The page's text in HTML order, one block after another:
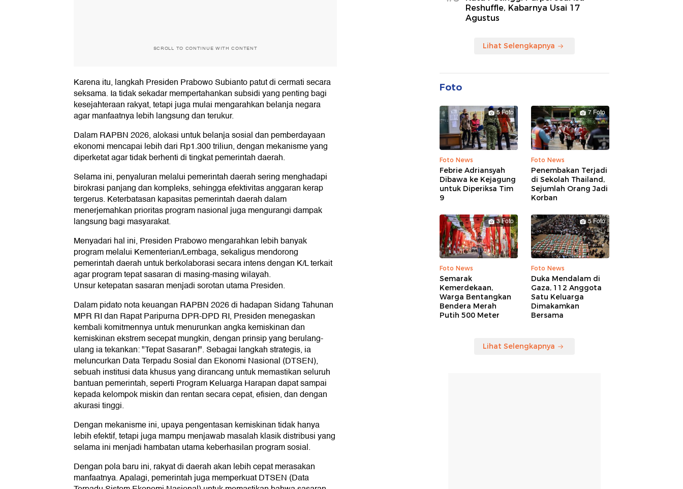
SCROLL TO CONTINUE WITH CONTENT
Karena itu, langkah Presiden Prabowo Subianto patut di cermati secara
seksama. Ia tidak sekadar mempertahankan subsidi yang penting bagi
kesejahteraan rakyat, tetapi juga mulai mengarahkan belanja negara
agar manfaatnya lebih langsung dan terukur.
Dalam RAPBN 2026, alokasi untuk belanja sosial dan pemberdayaan
ekonomi mencapai lebih dari Rp1.300 triliun, dengan mekanisme yang
diperketat agar tidak berhenti di tingkat pemerintah daerah.
Selama ini, penyaluran melalui pemerintah daerah sering menghadapi
birokrasi panjang dan kompleks, sehingga efektivitas anggaran kerap
tergerus. Keterbatasan kapasitas pemerintah daerah dalam
menerjemahkan prioritas program nasional juga mengurangi dampak
langsung bagi masyarakat.
Menyadari hal ini, Presiden Prabowo mengarahkan lebih banyak
program melalui Kementerian/Lembaga, sekaligus mendorong
pemerintah daerah untuk berkolaborasi secara intens dengan K/L terkait
agar program tepat sasaran di masing-masing wilayah.
Unsur ketepatan sasaran menjadi sorotan utama Presiden.
Dalam pidato nota keuangan RAPBN 2026 di hadapan Sidang Tahunan
MPR RI dan Rapat Paripurna DPR-DPD RI, Presiden menegaskan
kembali komitmennya untuk menurunkan angka kemiskinan dan
kemiskinan ekstrem secepat mungkin, dengan prinsip yang berulang-
ulang ia tekankan: "Tepat Sasaran!". Sebagai langkah strategis, ia
meluncurkan Data Terpadu Sosial dan Ekonomi Nasional (DTSEN),
sebuah institusi data khusus yang dirancang untuk memastikan seluruh
bantuan pemerintah, seperti Program Keluarga Harapan dapat sampai
kepada kelompok miskin dan rentan secara cepat, efisien, dan dengan
akurasi tinggi.
Dengan mekanisme ini, upaya pengentasan kemiskinan tidak hanya
lebih efektif, tetapi juga mampu menjawab masalah klasik distribusi yang
selama ini menjadi hambatan utama keberhasilan program sosial.
Dengan pola baru ini, rakyat di daerah akan lebih cepat merasakan
manfaatnya. Apalagi, pemerintah juga memperkuat DTSEN (Data
Reshuffle, Kabarnya Usai 17
Agustus
Lihat Selengkapnya
Foto
5 Foto
Foto News
Febrie Adriansyah
Dibawa ke Kejagung
untuk Diperiksa Tim
9
7 Foto
Foto News
Penembakan Terjadi
di Sekolah Thailand,
Sejumlah Orang Jadi
Korban
3 Foto
Foto News
Semarak
Kemerdekaan,
Warga Bentangkan
Bendera Merah
Putih 500 Meter
5 Foto
Foto News
Duka Mendalam di
Gaza, 112 Anggota
Satu Keluarga
Dimakamkan
Bersama
Lihat Selengkapnya